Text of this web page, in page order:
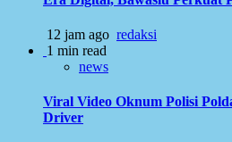
12 jam ago redaksi
1 min read
news
Viral Video Oknum Polisi
Driver